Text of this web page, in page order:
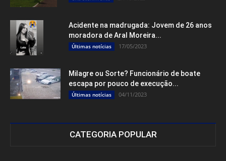
Acidente na madrugada: Jovem de 26 anos
moradora de Aral Moreira...
Últimas notícias 17/05/2023
Milagre ou Sorte? Funcionário de boate
escapa por pouco de execução...
Últimas notícias 04/11/2023
CATEGORIA POPULAR